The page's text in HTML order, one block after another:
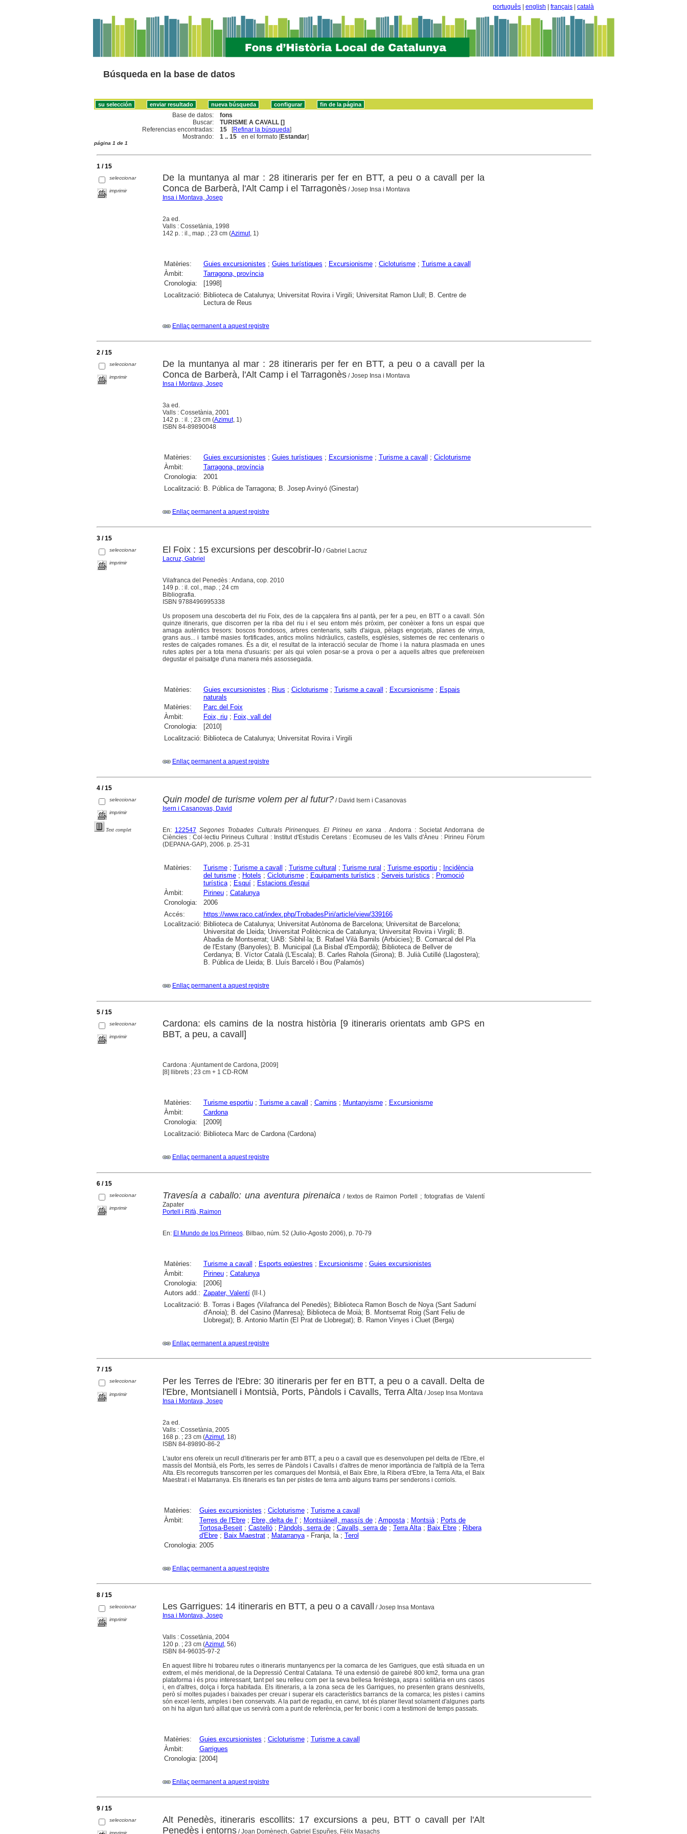
português english français català
Búsqueda en la base de datos
Base de datos:
fons
Buscar:
TURISME A CAVALL []
Referencias encontradas:
15 [Refinar la búsqueda]
Mostrando:
1 .. 15 en el formato [Estandar]
página 1 de 1
1 / 15
seleccionar
imprimir
De la muntanya al mar : 28 itineraris per fer en BTT, a peu o a cavall per la
Conca de Barberà, l'Alt Camp i el Tarragonès/ Josep Insa i Montava
Insa i Montava, Josep
2a ed.
Valls : Cossetània, 1998
142 p. : il., map. ; 23 cm (Azimut, 1)
Matèries: Guies excursionistes ; Guies turístiques ; Excursionisme; Cicloturisme; Turisme a cavall
Àmbit:
Tarragona, província
Cronologia:
[1998]
Localització: Biblioteca de Catalunya; Universitat Rovira i Virgili; Universitat Ramon Llull; B. Centre de
Lectura de Reus
Enllaç permanent a aquest registre
2 / 15
seleccionar
imprimir
De la muntanya al mar : 28 itineraris per fer en BTT, a peu o a cavall per la
Conca de Barberà, l'Alt Camp i el Tarragonès/ Josep Insa i Montava
Insa i Montava, Josep
3a ed.
Valls : Cossetània, 2001
142 p. : il. ; 23 cm (Azimut, 1)
ISBN 84-89890048
Matèries: Guies excursionistes ; Guies turístiques ; Excursionisme; Turisme a cavall ; Cicloturisme
Àmbit:
Tarragona, província
Cronologia:
2001
Localització: B. Pública de Tarragona; B. Josep Avinyó (Ginestar)
Enllaç permanent a aquest registre
3 / 15
seleccionar
imprimir
El Foix : 15 excursions per descobrir-lo/ Gabriel Lacruz
Lacruz, Gabriel
Vilafranca del Penedès : Andana, cop. 2010
149 p. : il. col., map. ; 24 cm
Bibliografia.
ISBN 9788496995338
Us proposem una descoberta del riu Foix, des de la capçalera fins al pantà, per fer a peu, en BTT o a cavall. Són
quinze itineraris, que discorren per la riba del riu i el seu entorn més pròxim, per conèixer a fons un espai que
amaga autèntics tresors: boscos frondosos, arbres centenaris, salts d'aigua, pèlags engorjats, planes de vinya,
grans aus... i també masies fortificades, antics molins hidràulics, castells, esglésies, sistemes de rec centenaris o
restes de calçades romanes. És a dir, el resultat de la interacció secular de l'home i la natura plasmada en unes
rutes aptes per a tota mena d'usuaris: per als qui volen posar-se a prova o per a aquells altres que prefereixen
degustar el paisatge d'una manera més assossegada.
Matèries: Guies excursionistes ; Rius ; Cicloturisme; Turisme a cavall ; Excursionisme; Espais
naturals
Matèries:
Parc del Foix
Àmbit:
Foix, riu; Foix, vall del
Cronologia:
[2010]
Localització: Biblioteca de Catalunya; Universitat Rovira i Virgili
Enllaç permanent a aquest registre
4 / 15
seleccionar
imprimir
Text complet
Quin model de turisme volem per al futur?/ David Isern i Casanovas
Isern i Casanovas, David
En: 122547 Segones Trobades Culturals Pirinenques. El Pirineu en xarxa . Andorra : Societat Andorrana de
Ciències : Col·lectiu Pirineus Cultural : Institut d'Estudis Ceretans : Ecomuseu de les Valls d'Àneu : Pirineu Fòrum
(DEPANA-GAP), 2006. p. 25-31
Matèries: Turisme; Turisme a cavall ; Turisme cultural ; Turisme rural ; Turisme esportiu; Incidència
del turisme; Hotels ; Cicloturisme; Equipaments turístics ; Serveis turístics ; Promoció
turística; Esquí; Estacions d'esquí
Àmbit:
Pirineu; Catalunya
Cronologia:
2006
Accés:
https://www.raco.cat/index.php/TrobadesPiri/article/view/339166
Localització: Biblioteca de Catalunya; Universitat Autònoma de Barcelona; Universitat de Barcelona;
Universitat de Lleida; Universitat Politècnica de Catalunya; Universitat Rovira i Virgili; B.
Abadia de Montserrat; UAB: Sibhil·la; B. Rafael Vilà Barnils (Arbúcies); B. Comarcal del Pla
de l'Estany (Banyoles); B. Municipal (La Bisbal d'Empordà); Biblioteca de Bellver de
Cerdanya; B. Víctor Català (L'Escala); B. Carles Rahola (Girona); B. Julià Cutillé (Llagostera);
B. Pública de Lleida; B. Lluís Barceló i Bou (Palamós)
Enllaç permanent a aquest registre
5 / 15
seleccionar
imprimir
Cardona: els camins de la nostra història [9 itineraris orientats amb GPS en
BBT, a peu, a cavall]
Cardona : Ajuntament de Cardona, [2009]
[8] llibrets ; 23 cm + 1 CD-ROM
Matèries: Turisme esportiu; Turisme a cavall ; Camins ; Muntanyisme; Excursionisme
Àmbit:
Cardona
Cronologia:
[2009]
Localització: Biblioteca Marc de Cardona (Cardona)
Enllaç permanent a aquest registre
6 / 15
seleccionar
imprimir
Travesía a caballo: una aventura pirenaica / textos de Raimon Portell ; fotografias de Valentí
Zapater
Portell i Rifà, Raimon
En: El Mundo de los Pirineos. Bilbao, núm. 52 (Julio-Agosto 2006), p. 70-79
Matèries: Turisme a cavall ; Esports eqüestres ; Excursionisme; Guies excursionistes
Àmbit:
Pirineu; Catalunya
Cronologia:
[2006]
Autors add.: Zapater, Valentí(Il·l.)
Localització: B. Torras i Bages (Vilafranca del Penedès); Biblioteca Ramon Bosch de Noya (Sant Sadurní
d'Anoia); B. del Casino (Manresa); Biblioteca de Moià; B. Montserrat Roig (Sant Feliu de
Llobregat); B. Antonio Martín (El Prat de Llobregat); B. Ramon Vinyes i Cluet (Berga)
Enllaç permanent a aquest registre
7 / 15
seleccionar
imprimir
Per les Terres de l'Ebre: 30 itineraris per fer en BTT, a peu o a cavall. Delta de
l'Ebre, Montsianell i Montsià, Ports, Pàndols i Cavalls, Terra Alta / Josep Insa Montava
Insa i Montava, Josep
2a ed.
Valls : Cossetània, 2005
168 p. ; 23 cm (Azimut, 18)
ISBN 84-89890-86-2
L'autor ens ofereix un recull d'itineraris per fer amb BTT, a peu o a cavall que es desenvolupen pel delta de l'Ebre, el
massís del Montsià, els Ports, les serres de Pàndols i Cavalls i d'altres de menor importància de l'altiplà de la Terra
Alta. Els recorreguts transcorren per les comarques del Montsià, el Baix Ebre, la Ribera d'Ebre, la Terra Alta, el Baix
Maestrat i el Matarranya. Els itineraris es fan per pistes de terra amb alguns trams per senderons i corriols.
Matèries: Guies excursionistes ; Cicloturisme; Turisme a cavall
Àmbit:
Terres de l'Ebre; Ebre, delta de l'; Montsiànell, massís de; Amposta; Montsià; Ports de
Tortosa-Beseit; Castelló; Pàndols, serra de; Cavalls, serra de; Terra Alta; Baix Ebre; Ribera
d'Ebre; Baix Maestrat; Matarranya- Franja, la ; Terol
Cronologia: 2005
Enllaç permanent a aquest registre
8 / 15
seleccionar
imprimir
Les Garrigues: 14 itineraris en BTT, a peu o a cavall / Josep Insa Montava
Insa i Montava, Josep
Valls : Cossetània, 2004
120 p. ; 23 cm (Azimut, 56)
ISBN 84-96035-97-2
En aquest llibre hi trobareu rutes o itineraris muntanyencs per la comarca de les Garrigues, que està situada en un
extrem, el més meridional, de la Depressió Central Catalana. Té una extensió de gairebé 800 km2, forma una gran
plataforma i és prou interessant, tant pel seu relleu com per la seva bellesa feréstega, aspra i solitària en uns casos
i, en d'altres, dolça i força habitada. Els itineraris, a la zona seca de les Garrigues, no presenten grans desnivells,
però sí moltes pujades i baixades per creuar i superar els característics barrancs de la comarca; les pistes i camins
són excel·lents, amples i ben conservats. A la part de regadiu, en canvi, tot és planer llevat solament d'algunes parts
on hi ha algun turó aïllat que us servirà com a punt de referència, per fer bonic i com a testimoni de temps passats.
Matèries: Guies excursionistes ; Cicloturisme; Turisme a cavall
Àmbit:
Garrigues
Cronologia: [2004]
Enllaç permanent a aquest registre
9 / 15
seleccionar
imprimir
Alt Penedès, itineraris escollits: 17 excursions a peu, BTT o cavall per l'Alt
Penedès i entorns/ Joan Domènech, Gabriel Espuñes, Fèlix Masachs